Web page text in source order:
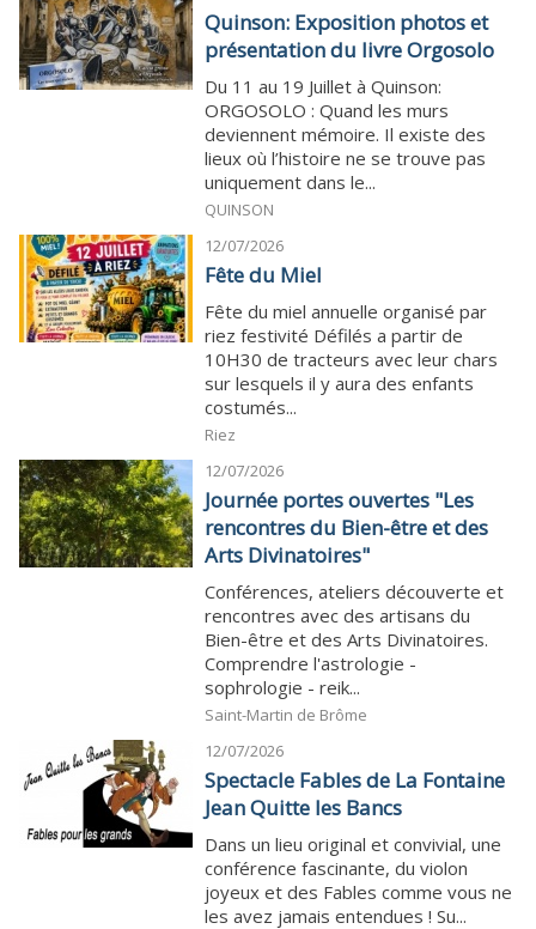
Quinson: Exposition photos et
présentation du livre Orgosolo
Du 11 au 19 Juillet à Quinson:
ORGOSOLO : Quand les murs
deviennent mémoire. Il existe des
lieux où l’histoire ne se trouve pas
uniquement dans le...
QUINSON
12/07/2026
Fête du Miel
Fête du miel annuelle organisé par
riez festivité Défilés a partir de
10H30 de tracteurs avec leur chars
sur lesquels il y aura des enfants
costumés...
Riez
12/07/2026
Journée portes ouvertes "Les
rencontres du Bien-être et des
Arts Divinatoires"
Conférences, ateliers découverte et
rencontres avec des artisans du
Bien-être et des Arts Divinatoires.
Comprendre l'astrologie -
sophrologie - reik...
Saint-Martin de Brôme
12/07/2026
Spectacle Fables de La Fontaine
Jean Quitte les Bancs
Dans un lieu original et convivial, une
conférence fascinante, du violon
joyeux et des Fables comme vous ne
les avez jamais entendues ! Su...